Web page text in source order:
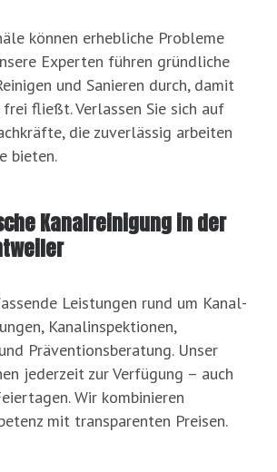
können erhebliche Probleme
Experten führen gründliche
und Sanieren durch, damit
fließt. Verlassen Sie sich auf
die zuverlässig arbeiten
bieten.
Kanalreinigung in der
Leistungen rund um Kanal-
Kanalinspektionen,
Präventionsberatung. Unser
jederzeit zur Verfügung – auch
Wir kombinieren
mit transparenten Preisen.